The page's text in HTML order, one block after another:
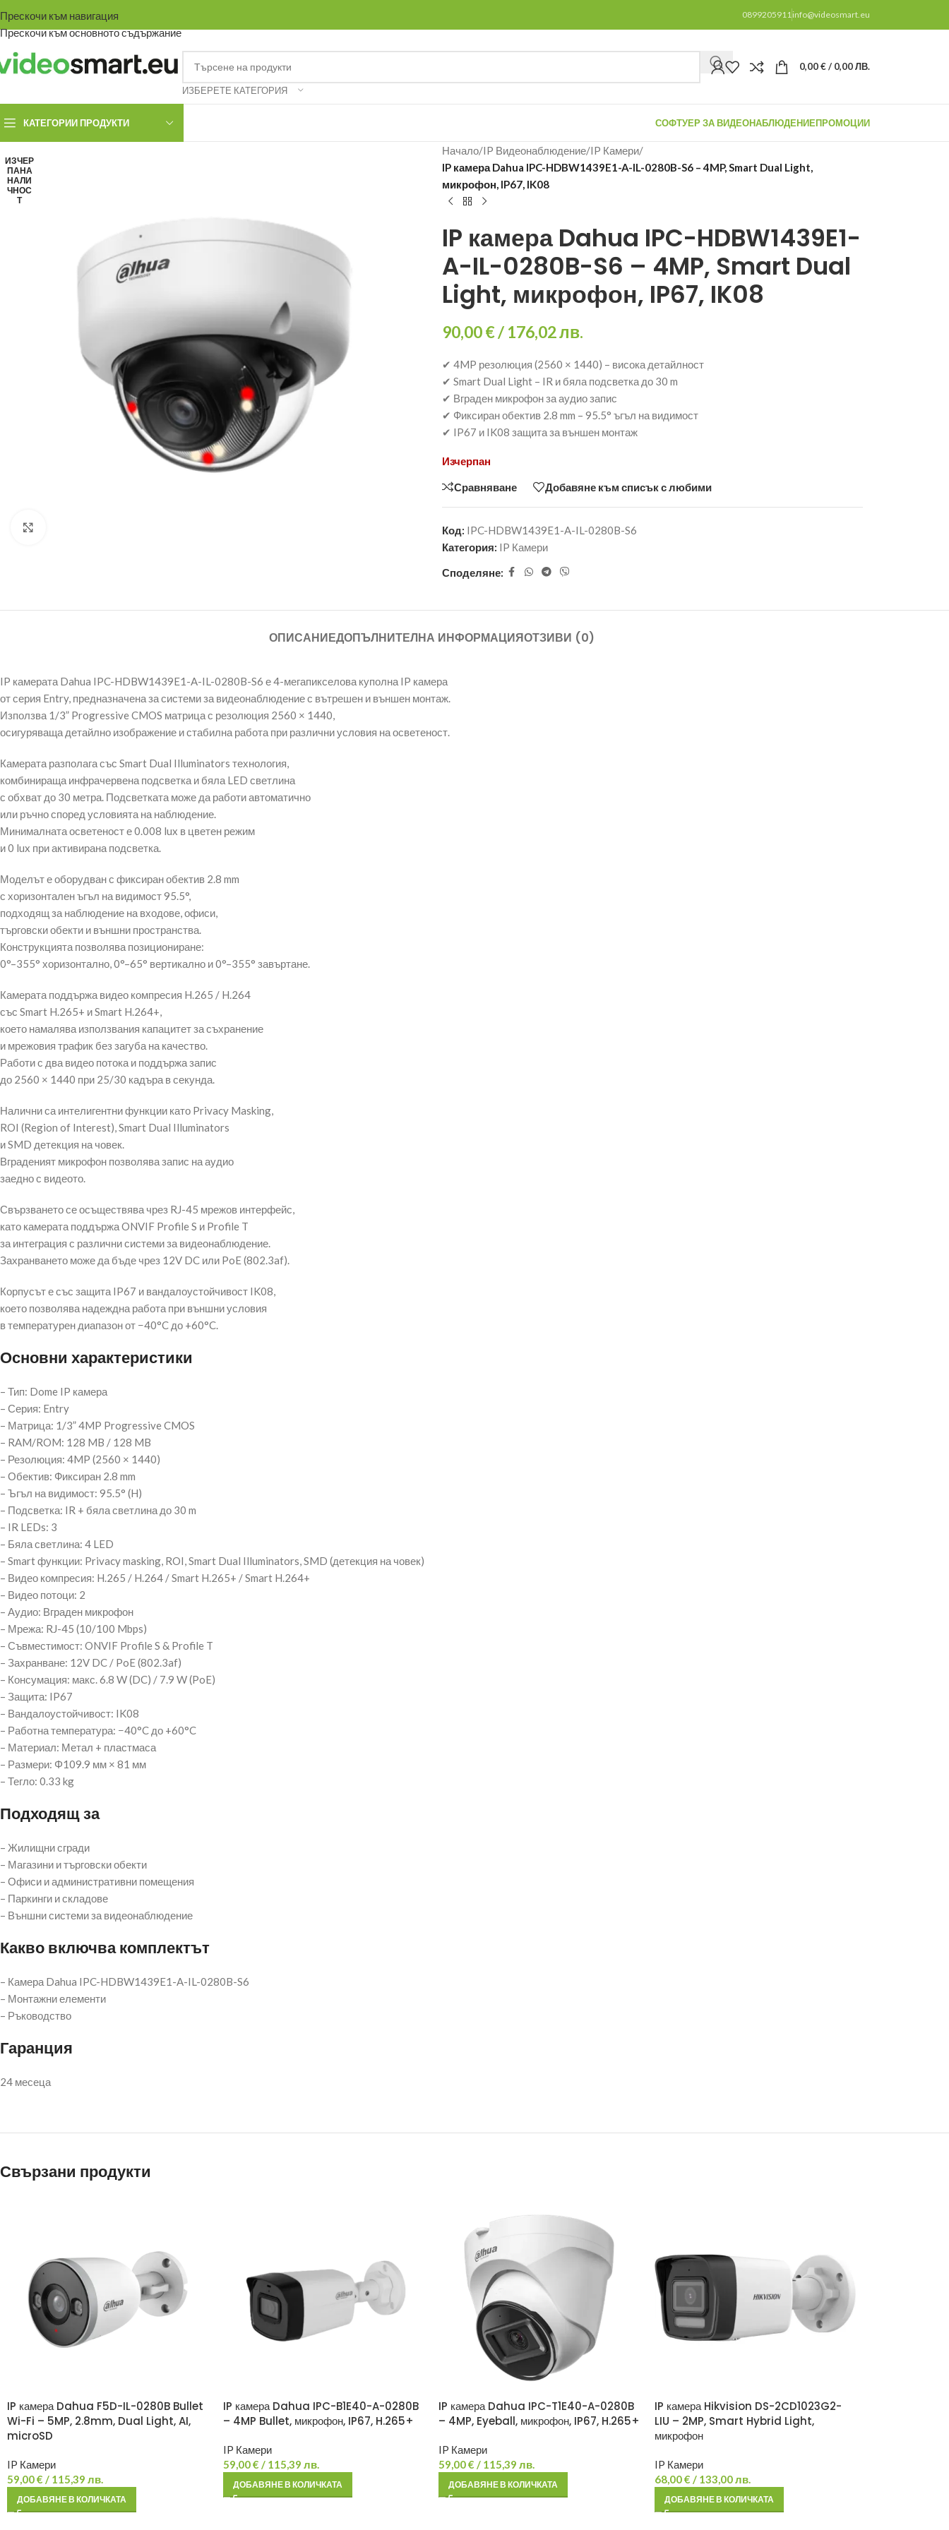
Прескочи към навигация
Прескочи към основното съдържание
0899205911info@videosmart.eu
ИЗБЕРЕТЕ КАТЕГОРИЯ
0,00€/ 0,00 ЛВ.
КАТЕГОРИИ ПРОДУКТИ СОФТУЕР ЗА ВИДЕОНАБЛЮДЕНИЕПРОМОЦИИ
ИЗЧЕР
ПАНА
НАЛИ
ЧНОС
Т
Начало/IP Видеонаблюдение/IP Камери/
IP камера Dahua IPC-HDBW1439E1-A-IL-0280B-S6 – 4MP, Smart Dual Light,
микрофон, IP67, IK08
IP камера Dahua IPC-HDBW1439E1-
A-IL-0280B-S6 – 4MP, Smart Dual
Light, микрофон, IP67, IK08
90,00€/ 176,02 лв.
✔ 4MP резолюция (2560 × 1440) – висока детайлност
✔ Smart Dual Light – IR и бяла подсветка до 30 m
✔ Вграден микрофон за аудио запис
✔ Фиксиран обектив 2.8 mm – 95.5° ъгъл на видимост
✔ IP67 и IK08 защита за външен монтаж
Изчерпан
Сравняване Добавяне към списък с любими
Код: IPC-HDBW1439E1-A-IL-0280B-S6
Категория: IP Камери
Споделяне:
ОПИСАНИЕДОПЪЛНИТЕЛНА ИНФОРМАЦИЯОТЗИВИ (0)
IP камерата Dahua IPC-HDBW1439E1-A-IL-0280B-S6 е 4-мегапикселова куполна IP камера
от серия Entry, предназначена за системи за видеонаблюдение с вътрешен и външен монтаж.
Използва 1/3” Progressive CMOS матрица с резолюция 2560 × 1440,
осигуряваща детайлно изображение и стабилна работа при различни условия на осветеност.
Камерата разполага със Smart Dual Illuminators технология,
комбинираща инфрачервена подсветка и бяла LED светлина
с обхват до 30 метра. Подсветката може да работи автоматично
или ръчно според условията на наблюдение.
Минималната осветеност е 0.008 lux в цветен режим
и 0 lux при активирана подсветка.
Моделът е оборудван с фиксиран обектив 2.8 mm
с хоризонтален ъгъл на видимост 95.5°,
подходящ за наблюдение на входове, офиси,
търговски обекти и външни пространства.
Конструкцията позволява позициониране:
0°–355° хоризонтално, 0°–65° вертикално и 0°–355° завъртане.
Камерата поддържа видео компресия H.265 / H.264
със Smart H.265+ и Smart H.264+,
което намалява използвания капацитет за съхранение
и мрежовия трафик без загуба на качество.
Работи с два видео потока и поддържа запис
до 2560 × 1440 при 25/30 кадъра в секунда.
Налични са интелигентни функции като Privacy Masking,
ROI (Region of Interest), Smart Dual Illuminators
и SMD детекция на човек.
Вграденият микрофон позволява запис на аудио
заедно с видеото.
Свързването се осъществява чрез RJ-45 мрежов интерфейс,
като камерата поддържа ONVIF Profile S и Profile T
за интеграция с различни системи за видеонаблюдение.
Захранването може да бъде чрез 12V DC или PoE (802.3af).
Корпусът е със защита IP67 и вандалоустойчивост IK08,
което позволява надеждна работа при външни условия
в температурен диапазон от −40°C до +60°C.
Основни характеристики
– Тип: Dome IP камера
– Серия: Entry
– Матрица: 1/3” 4MP Progressive CMOS
– RAM/ROM: 128 MB / 128 MB
– Резолюция: 4MP (2560 × 1440)
– Обектив: Фиксиран 2.8 mm
– Ъгъл на видимост: 95.5° (H)
– Подсветка: IR + бяла светлина до 30 m
– IR LEDs: 3
– Бяла светлина: 4 LED
– Smart функции: Privacy masking, ROI, Smart Dual Illuminators, SMD (детекция на човек)
– Видео компресия: H.265 / H.264 / Smart H.265+ / Smart H.264+
– Видео потоци: 2
– Аудио: Вграден микрофон
– Мрежа: RJ-45 (10/100 Mbps)
– Съвместимост: ONVIF Profile S & Profile T
– Захранване: 12V DC / PoE (802.3af)
– Консумация: макс. 6.8 W (DC) / 7.9 W (PoE)
– Защита: IP67
– Вандалоустойчивост: IK08
– Работна температура: −40°C до +60°C
– Материал: Метал + пластмаса
– Размери: Φ109.9 мм × 81 мм
– Тегло: 0.33 kg
Подходящ за
– Жилищни сгради
– Магазини и търговски обекти
– Офиси и административни помещения
– Паркинги и складове
– Външни системи за видеонаблюдение
Какво включва комплектът
– Камера Dahua IPC-HDBW1439E1-A-IL-0280B-S6
– Монтажни елементи
– Ръководство
Гаранция
24 месеца
Свързани продукти
IP камера Dahua F5D-IL-0280B Bullet
Wi-Fi – 5MP, 2.8mm, Dual Light, AI,
microSD
IP Камери
59,00€ / 115,39 лв.
ДОБАВЯНЕ В КОЛИЧКАТА
IP камера Dahua IPC-B1E40-A-0280B
– 4MP Bullet, микрофон, IP67, H.265+
IP Камери
59,00€ / 115,39 лв.
ДОБАВЯНЕ В КОЛИЧКАТА
IP камера Dahua IPC-T1E40-A-0280B
– 4MP, Eyeball, микрофон, IP67, H.265+
IP Камери
59,00€ / 115,39 лв.
ДОБАВЯНЕ В КОЛИЧКАТА
IP камера Hikvision DS-2CD1023G2-
LIU – 2MP, Smart Hybrid Light,
микрофон
IP Камери
68,00€ / 133,00 лв.
ДОБАВЯНЕ В КОЛИЧКАТА